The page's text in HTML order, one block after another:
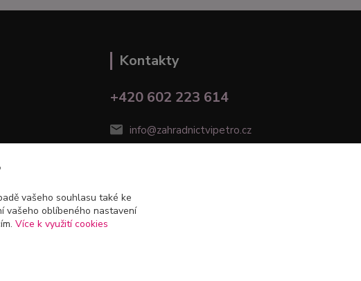
Kontakty
+420 602 223 614
info@zahradnictvipetro.cz
vašeho souhlasu také ke
vašeho oblíbeného nastavení
Více k využití cookies